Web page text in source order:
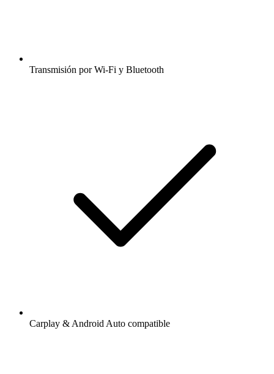
Transmisión por Wi-Fi y Bluetooth
Carplay & Android Auto compatible